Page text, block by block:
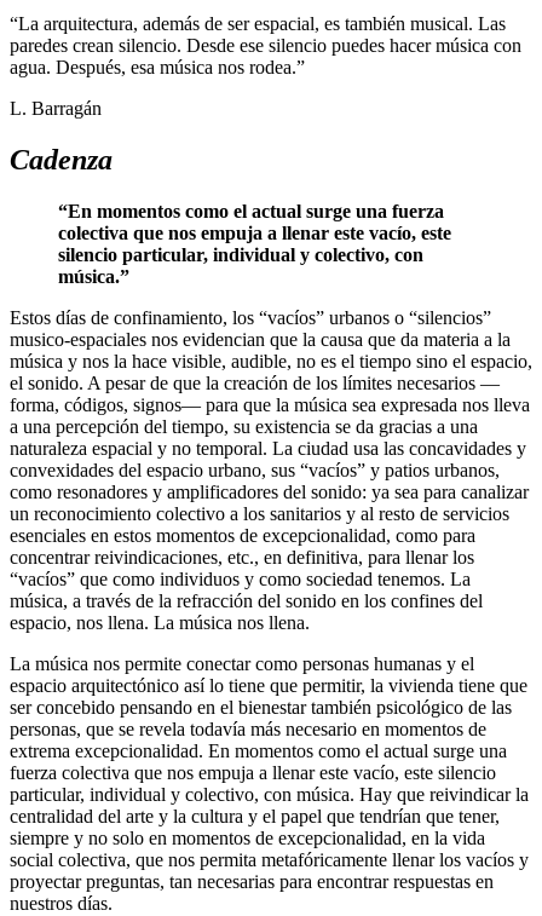
“La arquitectura, además de ser espacial, es también musical. Las
paredes crean silencio. Desde ese silencio puedes hacer música con
agua. Después, esa música nos rodea.”
L. Barragán
Cadenza
“En momentos como el actual surge una fuerza
colectiva que nos empuja a llenar este vacío, este
silencio particular, individual y colectivo, con
música.”
Estos días de confinamiento, los “vacíos” urbanos o “silencios”
musico-espaciales nos evidencian que la causa que da materia a la
música y nos la hace visible, audible, no es el tiempo sino el espacio,
el sonido. A pesar de que la creación de los límites necesarios —
forma, códigos, signos— para que la música sea expresada nos lleva
a una percepción del tiempo, su existencia se da gracias a una
naturaleza espacial y no temporal. La ciudad usa las concavidades y
convexidades del espacio urbano, sus “vacíos” y patios urbanos,
como resonadores y amplificadores del sonido: ya sea para canalizar
un reconocimiento colectivo a los sanitarios y al resto de servicios
esenciales en estos momentos de excepcionalidad, como para
concentrar reivindicaciones, etc., en definitiva, para llenar los
“vacíos” que como individuos y como sociedad tenemos. La
música, a través de la refracción del sonido en los confines del
espacio, nos llena. La música nos llena.
La música nos permite conectar como personas humanas y el
espacio arquitectónico así lo tiene que permitir, la vivienda tiene que
ser concebido pensando en el bienestar también psicológico de las
personas, que se revela todavía más necesario en momentos de
extrema excepcionalidad. En momentos como el actual surge una
fuerza colectiva que nos empuja a llenar este vacío, este silencio
particular, individual y colectivo, con música. Hay que reivindicar la
centralidad del arte y la cultura y el papel que tendrían que tener,
siempre y no solo en momentos de excepcionalidad, en la vida
social colectiva, que nos permita metafóricamente llenar los vacíos y
proyectar preguntas, tan necesarias para encontrar respuestas en
nuestros días.